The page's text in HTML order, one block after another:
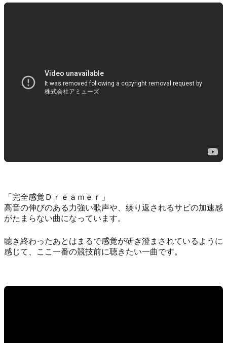
「完全感覚Ｄｒｅａｍｅｒ」
高音の伸びのある力強い歌声や、繰り返されるサビの加速感
がたまらない曲になっています。
聴き終わったあとはまるで感覚が研ぎ澄まされているように
感じて、ここ一番の競技前に聴きたい一曲です。